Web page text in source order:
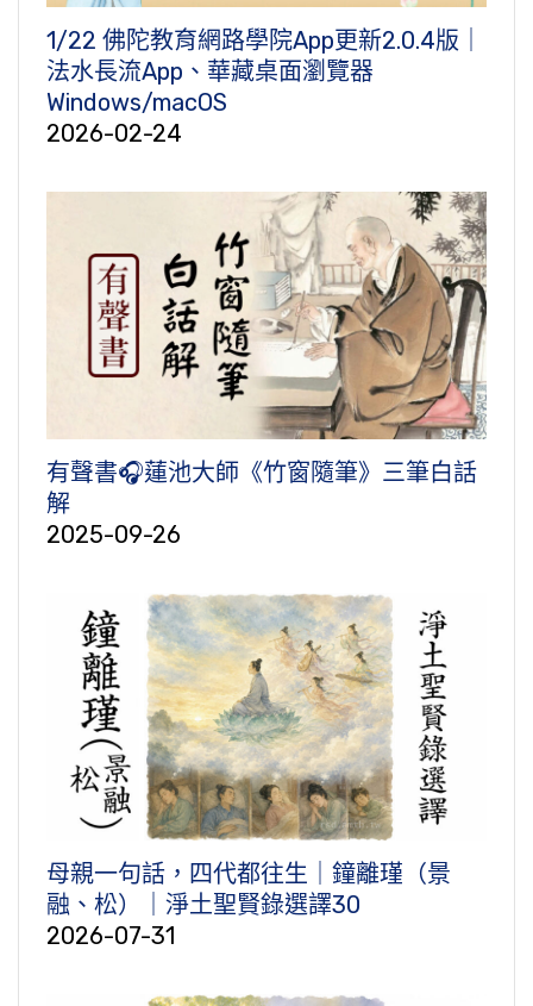
1/22 佛陀教育網路學院App更新2.0.4版｜
法水長流App、華藏桌面瀏覽器
Windows/macOS
2026-02-24
有聲書🎧蓮池大師《竹窗隨筆》三筆白話
解
2025-09-26
母親一句話，四代都往生｜鐘離瑾（景
融、松）｜淨土聖賢錄選譯30
2026-07-31